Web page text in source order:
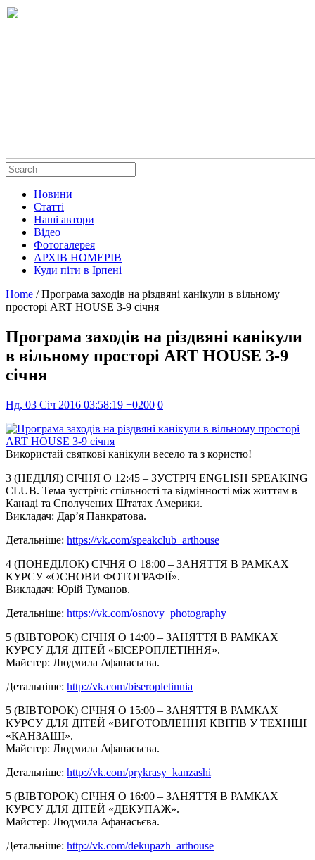
Новини
Статті
Наші автори
Відео
Фотогалерея
АРХІВ НОМЕРІВ
Куди піти в Ірпені
Home / Програма заходів на різдвяні канікули в вільному
просторі ART HOUSE 3-9 січня
Програма заходів на різдвяні канікули
в вільному просторі ART HOUSE 3-9
січня
Нд, 03 Січ 2016 03:58:19 +0200 0
Використай святкові канікули весело та з користю!
3 (НЕДІЛЯ) СІЧНЯ О 12:45 – ЗУСТРІЧ ENGLISH SPEAKING
CLUB. Тема зустрічі: спільності та відмінності між життям в
Канаді та Сполучених Штатах Америки.
Викладач: Дар’я Панкратова.
Детальніше: https://vk.com/speakclub_arthouse
4 (ПОНЕДІЛОК) СІЧНЯ О 18:00 – ЗАНЯТТЯ В РАМКАХ
КУРСУ «ОСНОВИ ФОТОГРАФІЇ».
Викладач: Юрій Туманов.
Детальніше: https://vk.com/osnovy_photography
5 (ВІВТОРОК) СІЧНЯ О 14:00 – ЗАНЯТТЯ В РАМКАХ
КУРСУ ДЛЯ ДІТЕЙ «БІСЕРОПЛЕТІННЯ».
Майстер: Людмила Афанасьєва.
Детальніше: http://vk.com/biseropletinnia
5 (ВІВТОРОК) СІЧНЯ О 15:00 – ЗАНЯТТЯ В РАМКАХ
КУРСУ ДЛЯ ДІТЕЙ «ВИГОТОВЛЕННЯ КВІТІВ У ТЕХНІЦІ
«КАНЗАШІ».
Майстер: Людмила Афанасьєва.
Детальніше: http://vk.com/prykrasy_kanzashi
5 (ВІВТОРОК) СІЧНЯ О 16:00 – ЗАНЯТТЯ В РАМКАХ
КУРСУ ДЛЯ ДІТЕЙ «ДЕКУПАЖ».
Майстер: Людмила Афанасьєва.
Детальніше: http://vk.com/dekupazh_arthouse